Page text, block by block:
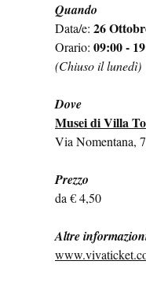
Quando
Data/e: 26
Orario: 09:00 -
(Chiuso il lunedì)
Dove
Musei di Villa
Via Nomentana,
Prezzo
da € 4,50
Altre